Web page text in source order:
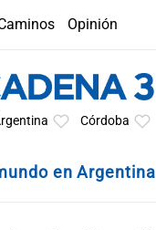
Opinión
Córdoba
en Argentina